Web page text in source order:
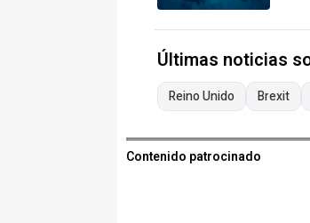
Últimas noticias
Reino Unido Brexit
Contenido patrocinado